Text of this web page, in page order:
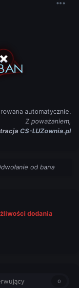
automatycznie.
Z poważaniem,
CS-LUZownia.pl
od bana
dodania
0